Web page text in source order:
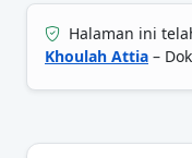
Halaman ini
Khoulah Attia –